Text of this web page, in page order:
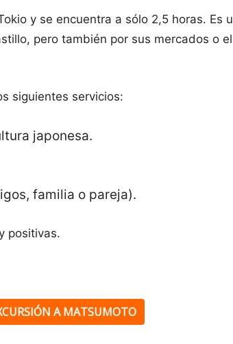
y se encuentra a sólo 2,5 horas. Es
pero también por sus mercados o
siguientes servicios:
japonesa.
familia o pareja).
positivas.
A MATSUMOTO